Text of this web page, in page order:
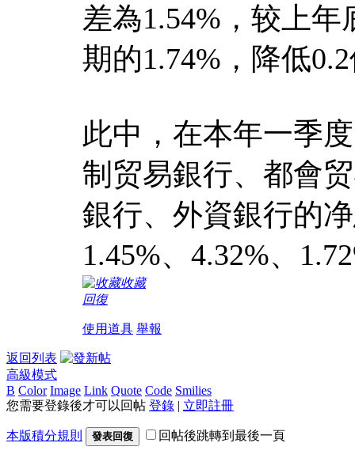
差為1.54%，较上
期的1.74%，降低
此中，在本年一季
制贸易銀行、都會
銀行、外資銀行的
1.45%、4.32%、
收藏
回復
使用道具 舉報
返回列表
高級模式
B Color Image Link Quote Code Smilies
您需要登錄後才可以回帖 登錄 | 立即註冊
本版積分規則 發表回復 回帖後跳轉到最後一頁